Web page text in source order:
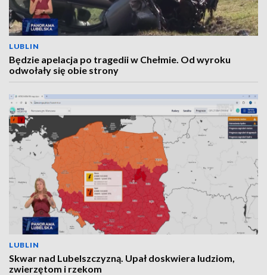
LUBLIN
Będzie apelacja po tragedii w Chełmie. Od wyroku
odwołały się obie strony
LUBLIN
Skwar nad Lubelszczyzną. Upał doskwiera ludziom,
zwierzętom i rzekom